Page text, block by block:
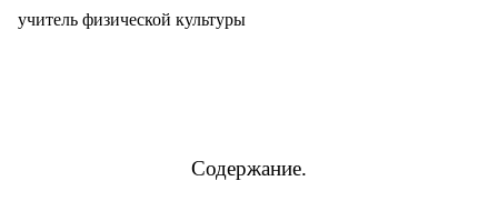
учитель физической культуры
Содержание.